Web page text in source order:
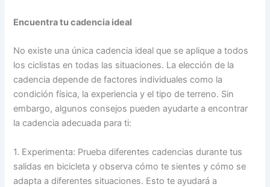
Encuentra tu cadencia ideal
No existe una única cadencia ideal que se aplique a todos
los ciclistas en todas las situaciones. La elección de la
cadencia depende de factores individuales como la
condición física, la experiencia y el tipo de terreno. Sin
embargo, algunos consejos pueden ayudarte a encontrar
la cadencia adecuada para ti:
1. Experimenta: Prueba diferentes cadencias durante tus
salidas en bicicleta y observa cómo te sientes y cómo se
adapta a diferentes situaciones. Esto te ayudará a